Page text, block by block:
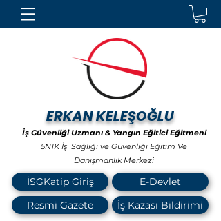
ERKAN KELEŞOĞLU
İş Güvenliği Uzmanı & Yangın Eğitici Eğitmeni
5N1K İş Sağlığı ve Güvenliği Eğitim Ve
Danışmanlık Merkezi
İSGKatip Giriş
E-Devlet
Resmi Gazete
İş Kazası Bildirimi